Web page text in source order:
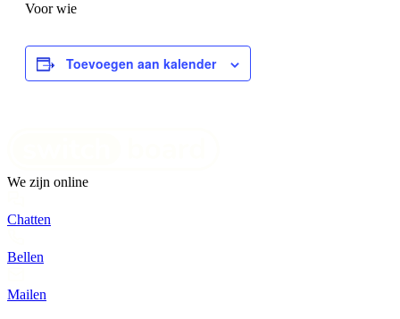
Voor wie
Toevoegen aan kalender
We zijn online
Chatten
Bellen
Mailen